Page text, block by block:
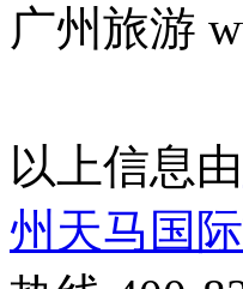
广州旅游
以上信息由
州天马国